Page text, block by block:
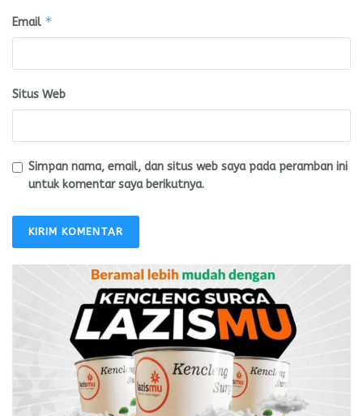
Email *
Situs Web
Simpan nama, email, dan situs web saya pada peramban ini
untuk komentar saya berikutnya.